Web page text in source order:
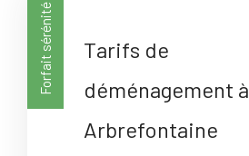
Forfait sérénité
Tarifs de
déménagement à
Arbrefontaine